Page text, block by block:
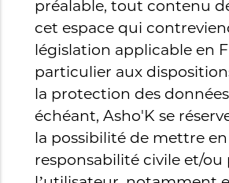
préalable, tout contenu
cet espace qui
législation applicable en
particulier aux
la protection des
échéant, Asho'K se
la possibilité de mettre en
responsabilité civile et/ou